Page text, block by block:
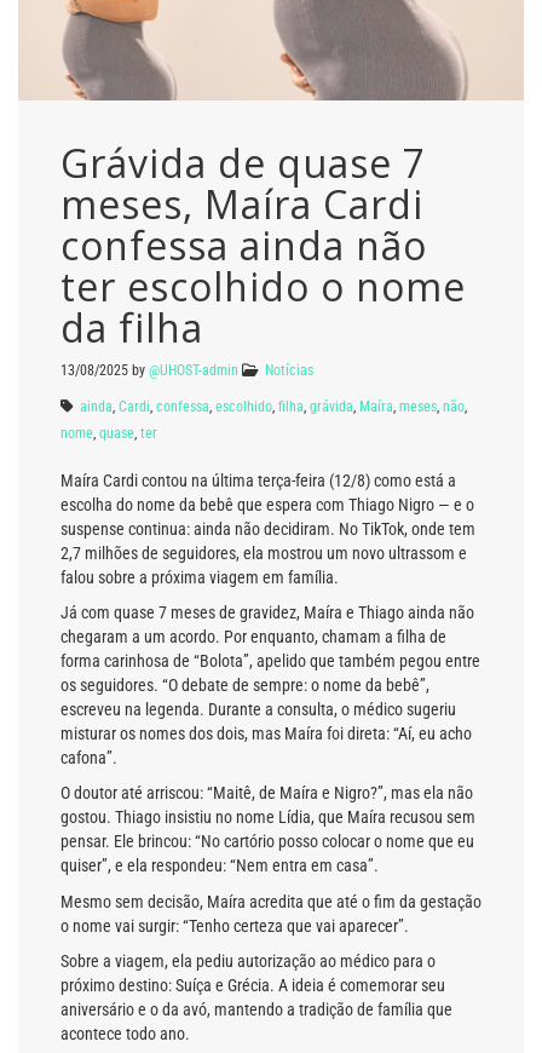
Grávida de quase 7
meses, Maíra Cardi
confessa ainda não
ter escolhido o nome
da filha
13/08/2025 by @UHOST-admin Notícias
ainda Cardi confessa escolhido filha grávida Maíra meses não
nome quase ter
Maíra Cardi contou na última terça-feira (12/8) como está a
escolha do nome da bebê que espera com Thiago Nigro — e o
suspense continua: ainda não decidiram. No TikTok, onde tem
2,7 milhões de seguidores, ela mostrou um novo ultrassom e
falou sobre a próxima viagem em família.
Já com quase 7 meses de gravidez, Maíra e Thiago ainda não
chegaram a um acordo. Por enquanto, chamam a filha de
forma carinhosa de “Bolota”, apelido que também pegou entre
os seguidores. “O debate de sempre: o nome da bebê”,
escreveu na legenda. Durante a consulta, o médico sugeriu
misturar os nomes dos dois, mas Maíra foi direta: “Aí, eu acho
cafona”.
O doutor até arriscou: “Maitê, de Maíra e Nigro?”, mas ela não
gostou. Thiago insistiu no nome Lídia, que Maíra recusou sem
pensar. Ele brincou: “No cartório posso colocar o nome que eu
quiser”, e ela respondeu: “Nem entra em casa”.
Mesmo sem decisão, Maíra acredita que até o fim da gestação
o nome vai surgir: “Tenho certeza que vai aparecer”.
Sobre a viagem, ela pediu autorização ao médico para o
próximo destino: Suíça e Grécia. A ideia é comemorar seu
aniversário e o da avó, mantendo a tradição de família que
acontece todo ano.